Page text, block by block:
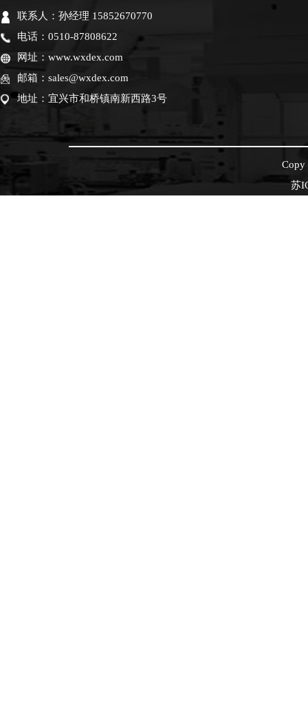
联系人：孙经理 15852670770
电话：0510-87808622
网址：www.wxdex.com
邮箱：sales@wxdex.com
地址：宜兴市和桥镇南新西路3号
Copy
苏